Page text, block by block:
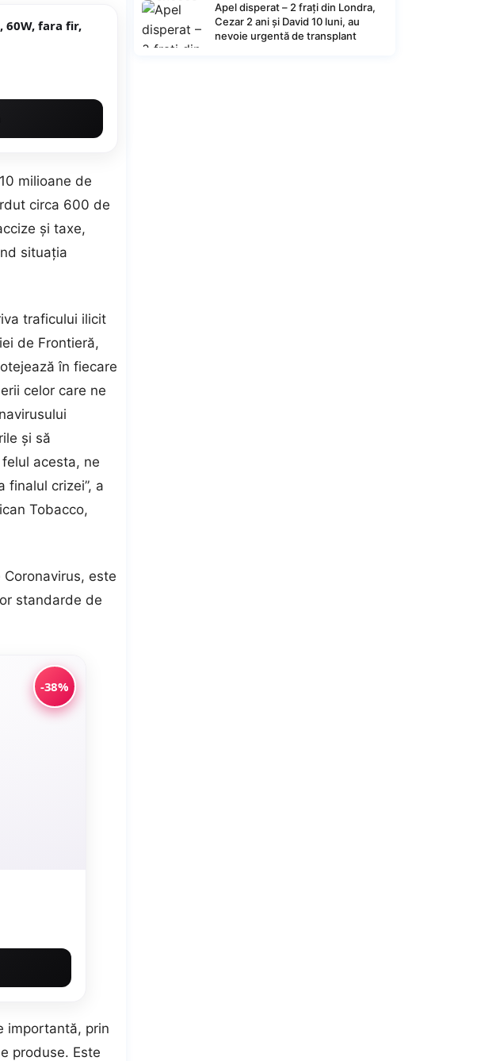
fara fir,
milioane de
circa 600 de
şi taxe,
situaţia
traficului ilicit
de Frontieră,
în fiecare
celor care ne
şi să
acesta, ne
finalul crizei”, a
Tobacco,
este
standarde de
-38%
importantă, prin
produse. Este
Apel disperat – 2 frați din Londra,
Cezar 2 ani și David 10 luni, au
nevoie urgentă de transplant